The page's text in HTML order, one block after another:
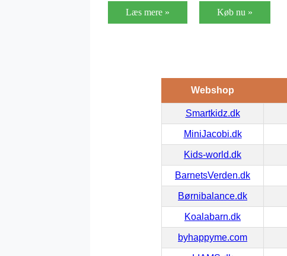
Læs mere » Køb nu »
Webshop
Smartkidz.dk
MiniJacobi.dk
Kids-world.dk
BarnetsVerden.dk
Børnibalance.dk
Koalabarn.dk
byhappyme.com